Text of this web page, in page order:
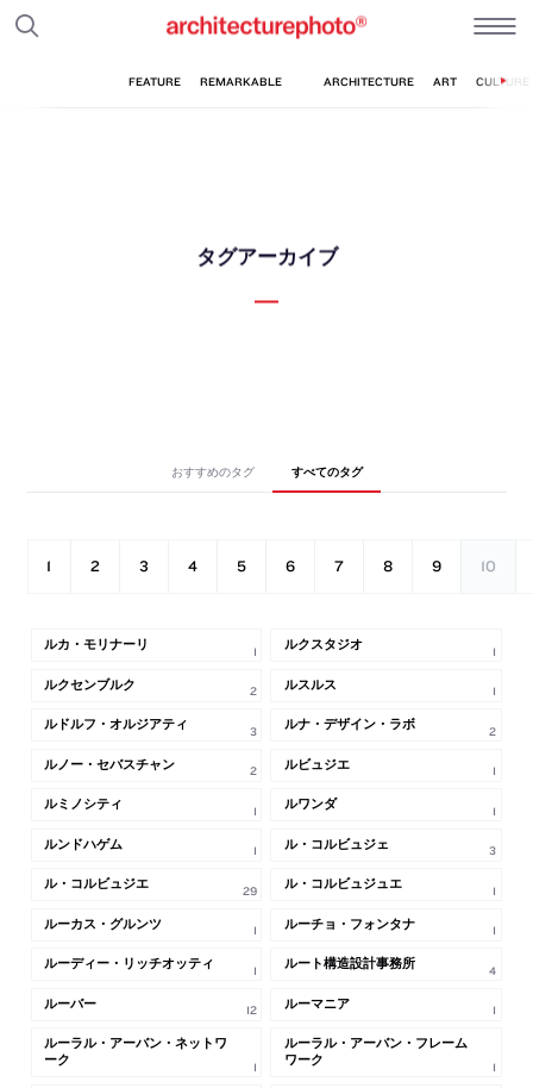
タグアーカイブ
おすすめのタグ すべてのタグ
1 2 3 4 5 6 7 8 9 10
ルカ・モリナーリ 1 ルクスタジオ 1
ルクセンブルク 2 ルスルス 1
ルドルフ・オルジアティ 3 ルナ・デザイン・ラボ 2
ルノー・セバスチャン 2 ルビュジエ 1
ルミノシティ 1 ルワンダ 1
ルンドハゲム 1 ル・コルビュジェ 3
ル・コルビュジエ 29 ル・コルビュジュエ 1
ルーカス・グルンツ 1 ルーチョ・フォンタナ 1
ルーディー・リッチオッティ 1 ルート構造設計事務所 4
ルーバー 12 ルーマニア 1
ルーラル・アーバン・ネットワ
ーク
1
ルーラル・アーバン・フレーム
ワーク
1